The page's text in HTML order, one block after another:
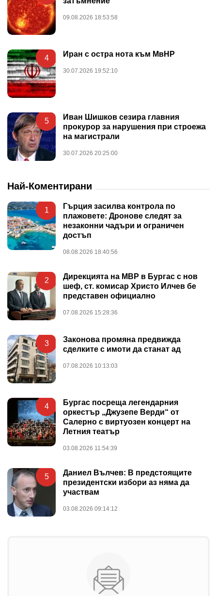
09.08.2026 18:53:58
4 Иран с остра нота към МвНР
30.07.2026 19:52:10
5
Иван Шишков сезира главния
прокурор за нарушения при строежа
на магистрали
30.07.2026 20:25:00
Най-Коментирани
1
Гърция засилва контрола по
плажовете: Дронове следят за
незаконни чадъри и ограничен
достъп
08.08.2026 18:40:56
2
Дирекцията на МВР в Бургас с нов
шеф, ст. комисар Христо Илчев бе
представен официално
07.08.2026 15:28:36
3
Законова промяна предвижда
сделките с имоти да станат ад
07.08.2026 10:13:03
4
Бургас посреща легендарния
оркестър „Джузепе Верди“ от
Салерно с виртуозен концерт на
Летния театър
03.08.2026 11:54:39
5
Даниел Вълчев: В предстоящите
президентски избори аз няма да
участвам
03.08.2026 09:14:12